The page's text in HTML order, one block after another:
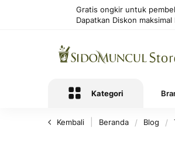
Gratis ongkir untuk
Dapatkan Diskon
Kategori
Kembali Beranda Blog